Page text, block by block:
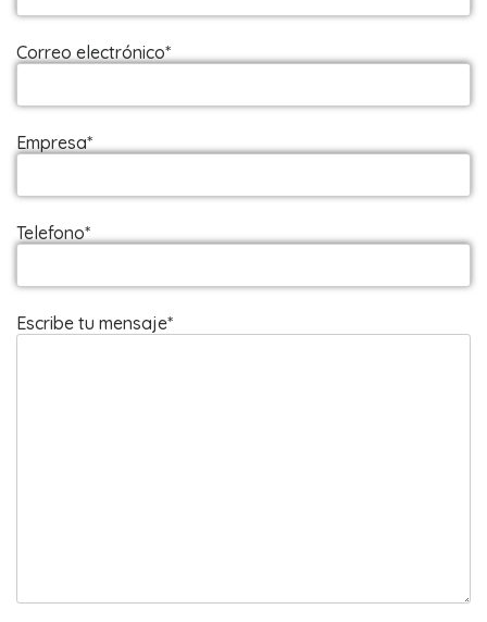
Correo electrónico*
Empresa*
Telefono*
Escribe tu mensaje*